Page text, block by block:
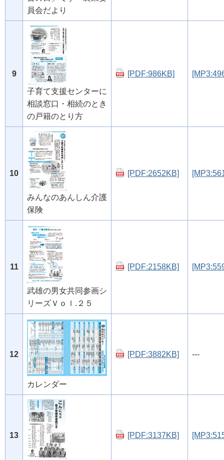
員会だより
9
子育て支援センターに
相談窓口・相続のとき
の戸籍のとり方
[PDF:986KB]
10
みんなのあんしん介護
保険
[PDF:2652KB]
11
武雄の男女共同参画シ
リーズＶｏｌ.２５
[PDF:2158KB]
12
カレンダー
[PDF:3882KB] ---
13 [PDF:3137KB]